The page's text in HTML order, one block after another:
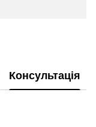
Консультація